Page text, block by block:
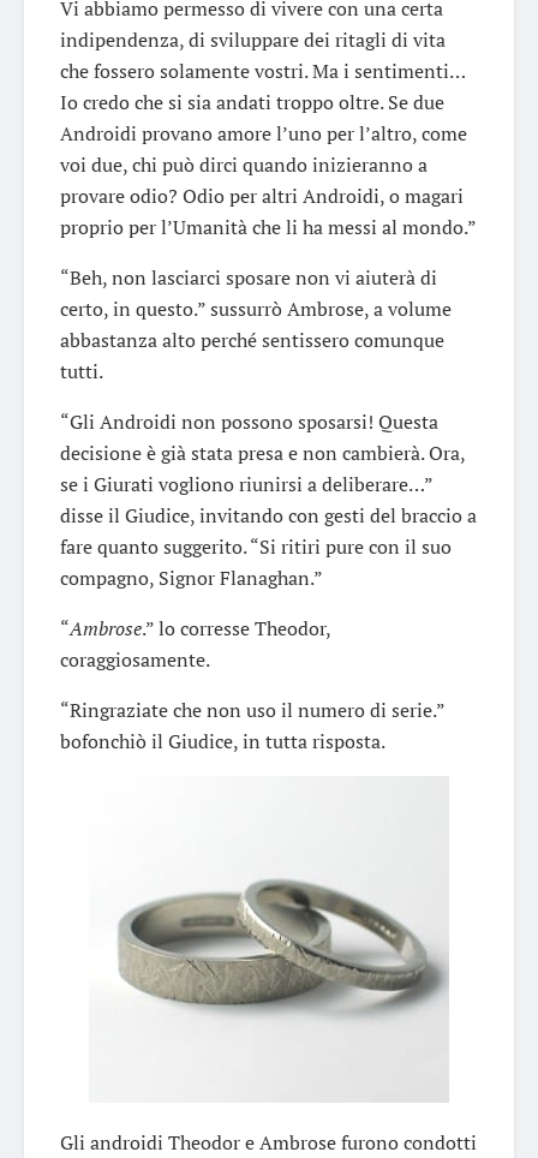
Vi abbiamo permesso di vivere con una certa
indipendenza, di sviluppare dei ritagli di vita
che fossero solamente vostri. Ma i sentimenti…
Io credo che si sia andati troppo oltre. Se due
Androidi provano amore l’uno per l’altro, come
voi due, chi può dirci quando inizieranno a
provare odio? Odio per altri Androidi, o magari
proprio per l’Umanità che li ha messi al mondo.”
“Beh, non lasciarci sposare non vi aiuterà di
certo, in questo.” sussurrò Ambrose, a volume
abbastanza alto perché sentissero comunque
tutti.
“Gli Androidi non possono sposarsi! Questa
decisione è già stata presa e non cambierà. Ora,
se i Giurati vogliono riunirsi a deliberare…”
disse il Giudice, invitando con gesti del braccio a
fare quanto suggerito. “Si ritiri pure con il suo
compagno, Signor Flanaghan.”
“Ambrose.” lo corresse Theodor,
coraggiosamente.
“Ringraziate che non uso il numero di serie.”
bofonchiò il Giudice, in tutta risposta.
Gli androidi Theodor e Ambrose furono condotti